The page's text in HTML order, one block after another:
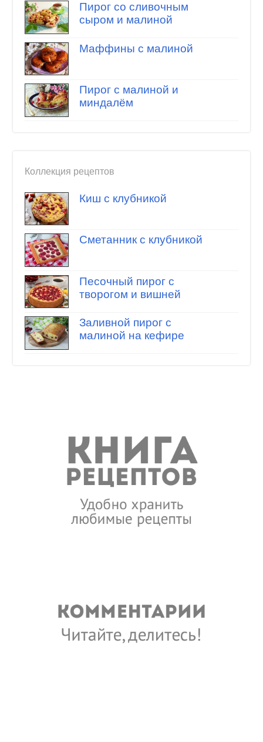
Пирог со сливочным
сыром и малиной
Маффины с малиной
Пирог с малиной и
миндалём
Коллекция рецептов
Киш с клубникой
Сметанник с клубникой
Песочный пирог с
творогом и вишней
Заливной пирог с
малиной на кефире